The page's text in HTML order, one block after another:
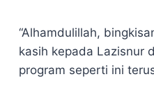
“Alhamdulillah,
kasih kepada Lazisnur
program seperti ini